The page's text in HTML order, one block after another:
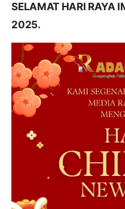
SELAMAT HARI RAYA
2025.